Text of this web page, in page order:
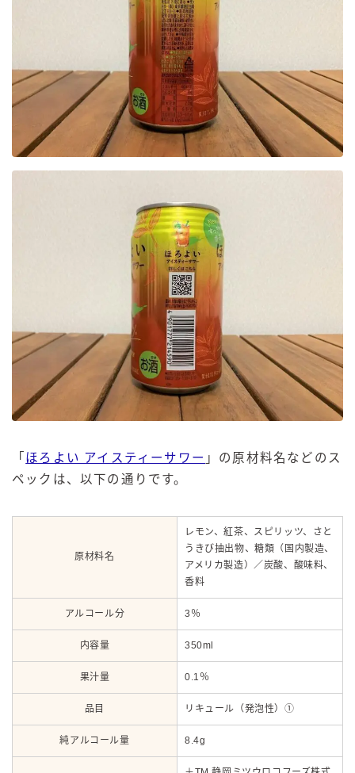
「 ほろよい アイスティーサワー 」の原材料名などのス
ペックは、以下の通りです。
原材料名
レモン、紅茶、スピリッツ、さと
うきび抽出物、糖類（国内製造、
アメリカ製造）／炭酸、酸味料、
香料
アルコール分 3％
内容量 350ml
果汁量 0.1％
品目 リキュール（発泡性）①
純アルコール量 8.4g
缶チューハイの売れ筋ランキングはこちら